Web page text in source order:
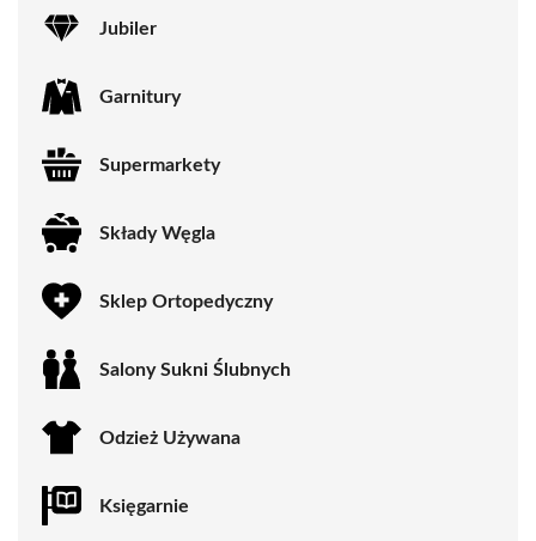
Jubiler
Garnitury
Supermarkety
Składy Węgla
Sklep Ortopedyczny
Salony Sukni Ślubnych
Odzież Używana
Księgarnie